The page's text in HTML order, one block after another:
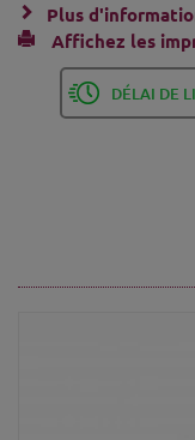
Plus
Affichez les
DÉLAI DE